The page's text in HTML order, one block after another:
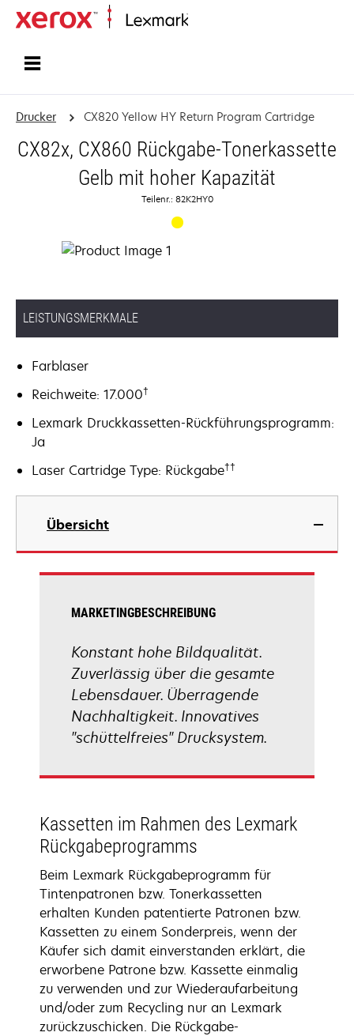
Drucker CX820 Yellow HY Return Program Cartridge
CX82x, CX860 Rückgabe-Tonerkassette
Gelb mit hoher Kapazität
Teilenr.: 82K2HY0
LEISTUNGSMERKMALE
Farblaser
Reichweite: 17.000†
Lexmark Druckkassetten-Rückführungsprogramm:
Ja
Laser Cartridge Type: Rückgabe††
Übersicht
MARKETINGBESCHREIBUNG
Konstant hohe Bildqualität.
Zuverlässig über die gesamte
Lebensdauer. Überragende
Nachhaltigkeit. Innovatives
"schüttelfreies" Drucksystem.
Kassetten im Rahmen des Lexmark
Rückgabeprogramms
Beim Lexmark Rückgabeprogramm für
Tintenpatronen bzw. Tonerkassetten
erhalten Kunden patentierte Patronen bzw.
Kassetten zu einem Sonderpreis, wenn der
Käufer sich damit einverstanden erklärt, die
erworbene Patrone bzw. Kassette einmalig
zu verwenden und zur Wiederaufarbeitung
und/oder zum Recycling nur an Lexmark
zurückzuschicken. Die Rückgabe-